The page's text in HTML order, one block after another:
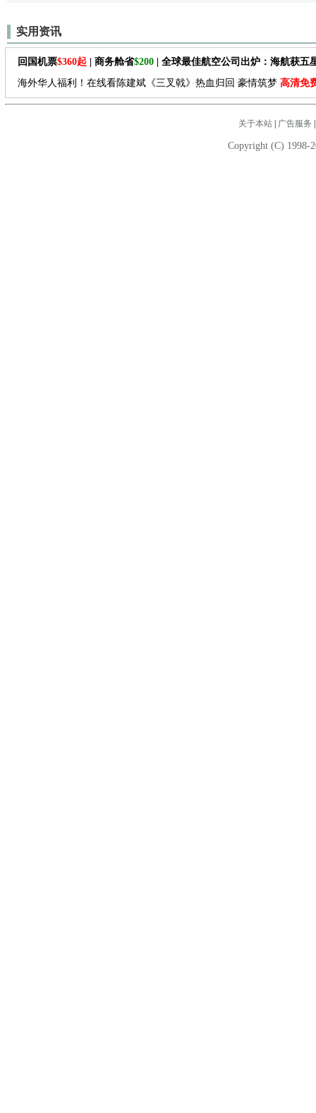
实用资讯
回国机票$360起 | 商务舱省$200 | 全球最佳航空公司出炉：海航获五
海外华人福利！在线看陈建斌《三叉戟》热血归回 豪情筑梦 高清免
关于本站| 广告服务
Copyright (C) 1998-